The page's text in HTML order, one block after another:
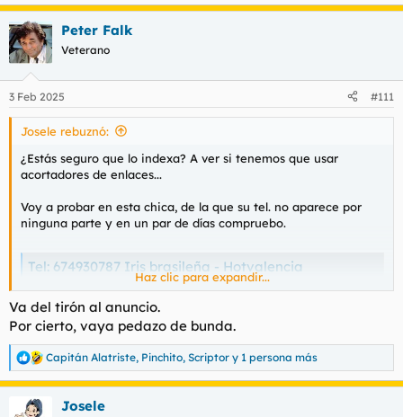
c
c
i
e
s
Peter Falk
Veterano
3 Feb 2025 #111
Josele rebuznó:
¿Estás seguro que lo indexa? A ver si tenemos que usar
acortadores de enlaces...
Voy a probar en esta chica, de la que su tel. no aparece por
ninguna parte y en un par de días compruebo.
Tel: 674930787 Iris brasileña - Hotvalencia
674930787 Brasilena guapisima de cara y cuerpo , atiendo en mi
apartamento muy discreto y con el conforto que mereces , muy
cariñosa y me encanta las
hotvalencia.com
Haz clic para expandir...
Va del tirón al anuncio.
Por cierto, vaya pedazo de bunda.
R
e
Capitán Alatriste, Pinchito, Scriptor y 1 persona más
Josele